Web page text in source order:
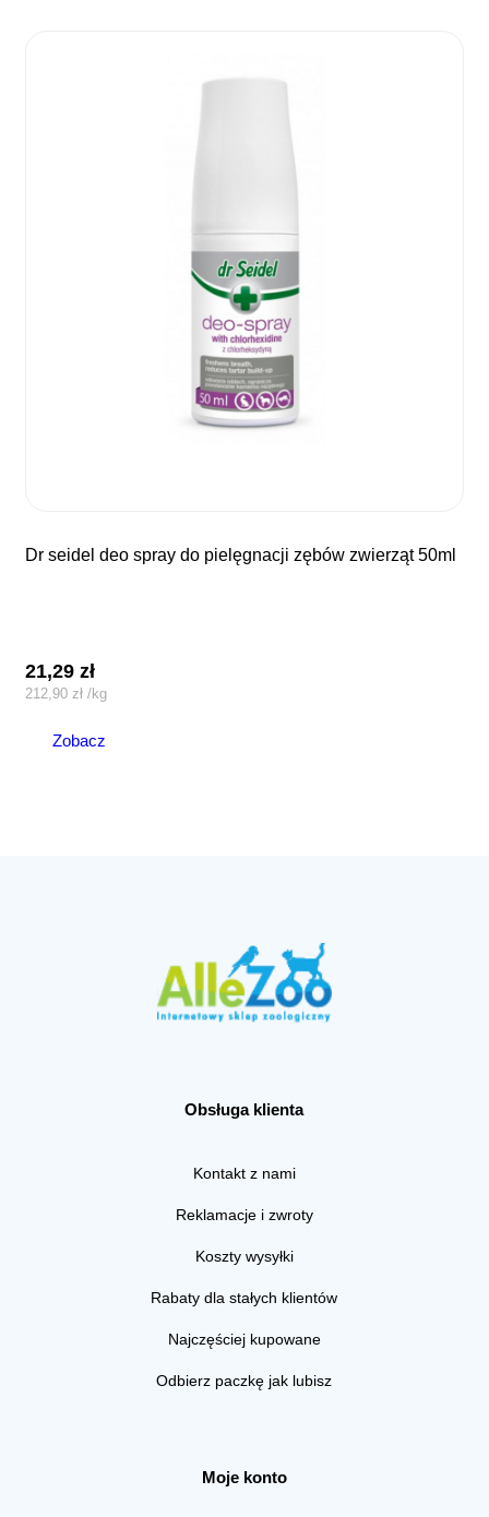
dr seidel deo spray do pielęgnacji zębów zwierząt 50ml
21,29zł
212,90zł /kg
Zobacz
Obsługa klienta
Kontakt z nami
Reklamacje i zwroty
Koszty wysyłki
Rabaty dla stałych klientów
Najczęściej kupowane
Odbierz paczkę jak lubisz
Moje konto